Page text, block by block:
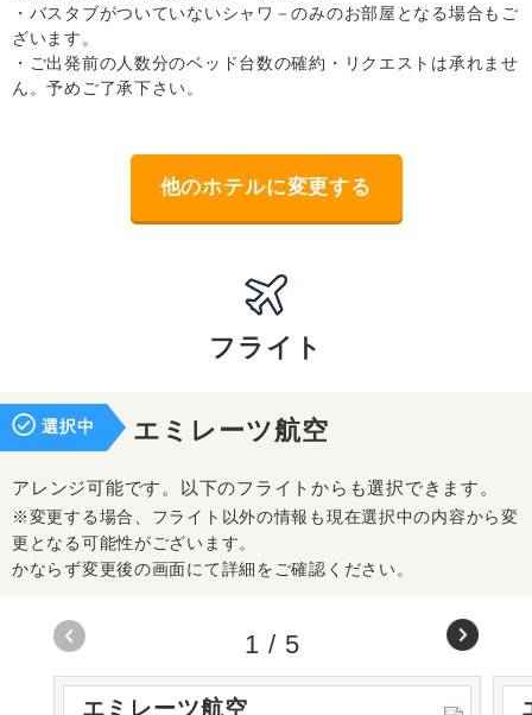
・バスタブがついていないシャワ－のみのお部屋となる場合もご
ざいます。
・ご出発前の人数分のベッド台数の確約・リクエストは承れませ
ん。予めご了承下さい。
他のホテルに変更する
フライト
選択中 エミレーツ航空
アレンジ可能です。以下のフライトからも選択できます。
※変更する場合、フライト以外の情報も現在選択中の内容から変
更となる可能性がございます。
かならず変更後の画面にて詳細をご確認ください。
エミレーツ航空
1 / 5